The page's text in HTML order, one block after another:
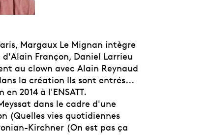
Margaux Le Mignan intègre
d'Alain Françon, Daniel Larrieu
au clown avec Alain Reynaud
la création Ils sont entrés...
2014 à l'ENSATT.
dans le cadre d'une
(Quelles vies quotidiennes
Kirchner (On est pas ça